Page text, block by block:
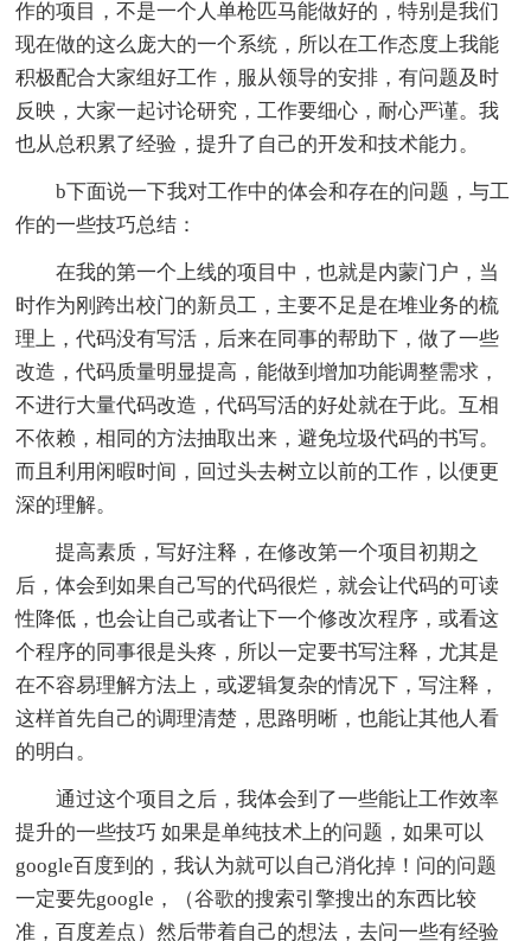
作的项目，不是一个人单枪匹马能做好的，特别是我们
现在做的这么庞大的一个系统，所以在工作态度上我能
积极配合大家组好工作，服从领导的安排，有问题及时
反映，大家一起讨论研究，工作要细心，耐心严谨。我
也从总积累了经验，提升了自己的开发和技术能力。
b下面说一下我对工作中的体会和存在的问题，与工
作的一些技巧总结：
在我的第一个上线的项目中，也就是内蒙门户，当
时作为刚跨出校门的新员工，主要不足是在堆业务的梳
理上，代码没有写活，后来在同事的帮助下，做了一些
改造，代码质量明显提高，能做到增加功能调整需求，
不进行大量代码改造，代码写活的好处就在于此。互相
不依赖，相同的方法抽取出来，避免垃圾代码的书写。
而且利用闲暇时间，回过头去树立以前的工作，以便更
深的理解。
提高素质，写好注释，在修改第一个项目初期之
后，体会到如果自己写的代码很烂，就会让代码的可读
性降低，也会让自己或者让下一个修改次程序，或看这
个程序的同事很是头疼，所以一定要书写注释，尤其是
在不容易理解方法上，或逻辑复杂的情况下，写注释，
这样首先自己的调理清楚，思路明晰，也能让其他人看
的明白。
通过这个项目之后，我体会到了一些能让工作效率
提升的一些技巧 如果是单纯技术上的问题，如果可以
google百度到的，我认为就可以自己消化掉！问的问题
一定要先google，（谷歌的搜索引擎搜出的东西比较
准，百度差点）然后带着自己的想法，去问一些有经验